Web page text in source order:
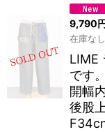
9,790
在庫なし
LIME
です
開幅
後股